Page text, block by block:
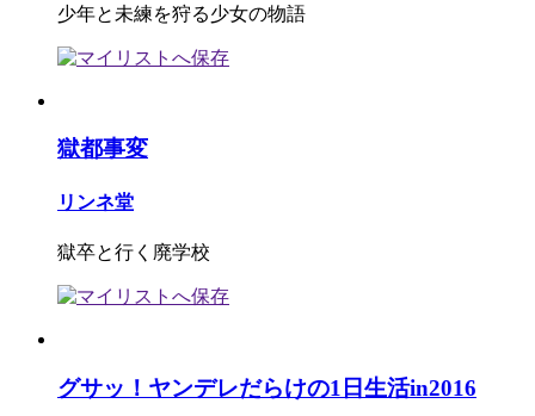
少年と未練を狩る少女の物語
獄都事変
リンネ堂
獄卒と行く廃学校
グサッ！ヤンデレだらけの1日生活in2016